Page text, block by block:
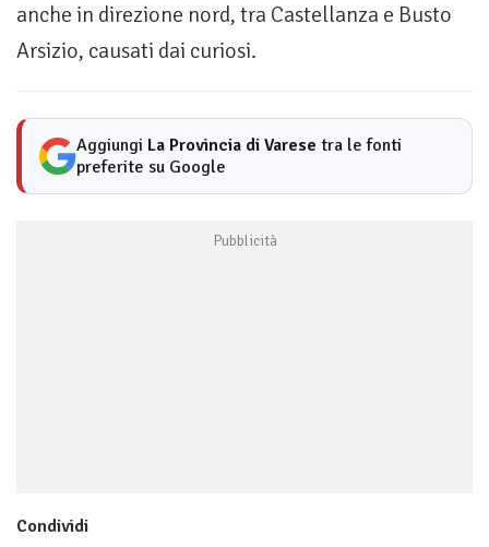
anche in direzione nord, tra Castellanza e Busto
Arsizio, causati dai curiosi.
Aggiungi La Provincia di Varese tra le fonti
preferite su Google
Condividi